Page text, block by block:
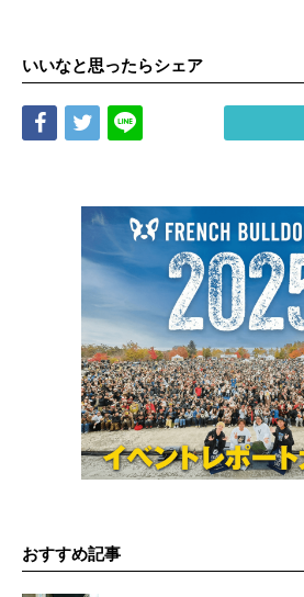
いいなと思ったらシェア
Share Tweet
おすすめ記事